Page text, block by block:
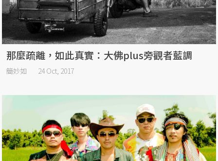
那麼疏離，如此真實：大佛plus旁觀者藍調
簡妙如 24 Oct, 2017